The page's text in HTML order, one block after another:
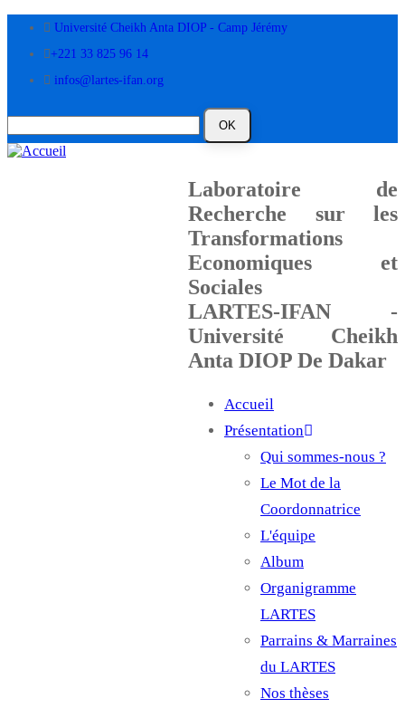
contenu
Université Cheikh Anta DIOP - Camp Jérémy
+221 33 825 96 14
infos@lartes-ifan.org
Laboratoire de
Recherche sur les
Transformations
Economiques et
Sociales
LARTES-IFAN -
Université Cheikh
Anta DIOP De Dakar
Main
navigation
Accueil
Présentation
Qui sommes-nous ?
Le Mot de la
Coordonnatrice
L'équipe
Album
Organigramme
LARTES
Parrains & Marraines
du LARTES
Nos thèses